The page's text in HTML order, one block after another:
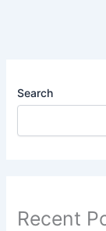
Search
Recent